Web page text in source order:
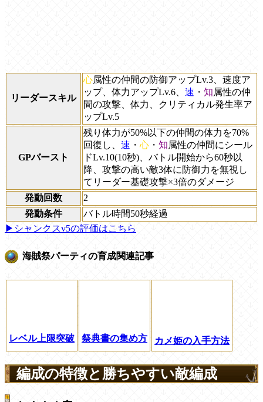
リーダースキル
心属性の仲間の防御アップLv.3、速度ア
ップ、体力アップLv.6、 速 ・ 知属性の仲
間の攻撃、体力、クリティカル発生率ア
ップLv.5
GPバースト
残り体力が50%以下の仲間の体力を70%
回復し、 速 ・ 心 ・ 知属性の仲間にシール
ドLv.10(10秒)、バトル開始から60秒以
降、攻撃の高い敵3体に防御力を無視し
てリーダー基礎攻撃×3倍のダメージ
発動回数
2
発動条件
バトル時間50秒経過
▶シャンクスv5の評価はこちら
海賊祭パーティの育成関連記事
レベル上限突破 祭典書の集め方 カメ姫の入手方法
編成の特徴と勝ちやすい敵編成